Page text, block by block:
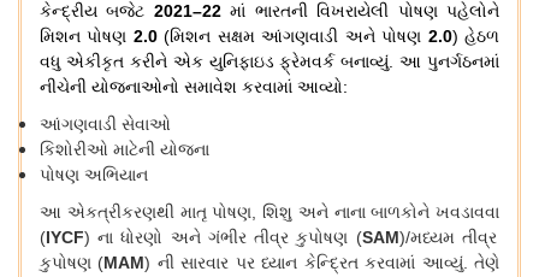
કેન્દ્રીય બજેટ 2021–22 માં ભારતની વિખરાયેલી પોષણ પહેલોને
મિશન પોષણ 2.0(મિશન સક્ષમ આંગણવાડી અને પોષણ 2.0)હેઠળ
વધુ એકીકૃત કરીને એક યુનિફાઇડ ફ્રેમવર્ક બનાવ્યું.આ પુનર્ગઠનમાં
નીચેની યોજનાઓનો સમાવેશ કરવામાં આવ્યો:
આંગણવાડી સેવાઓ
કિશોરીઓ માટેની યોજના
પોષણ અભિયાન
આ એકત્રીકરણથી માતૃ પોષણ, શિશુ અને નાના બાળકોને ખવડાવવા
(IYCF)ના ધોરણો અને ગંભીર તીવ્ર કુપોષણ (SAM)/મધ્યમ તીવ્ર
કુપોષણ (MAM) ની સારવાર પર ધ્યાન કેન્દ્રિત કરવામાં આવ્યું.તેણે